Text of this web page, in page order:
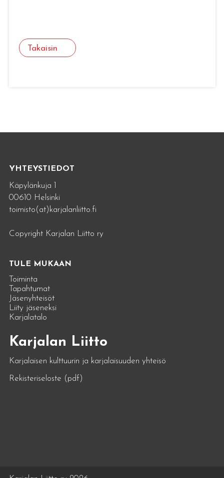
Takaisin
YHTEYSTIEDOT
Käpylänkuja 1
00610 Helsinki
toimisto(at)karjalanliitto.fi
Copyright Karjalan Liitto ry
TULE MUKAAN
Toiminta
Tapahtumat
Jäsenyhteisöt
Liity jäseneksi
Karjalatalo
Karjalan Liitto
Karjalaisen kulttuurin ja karjalaisuuden yhteisö
Rekisteriseloste (pdf)